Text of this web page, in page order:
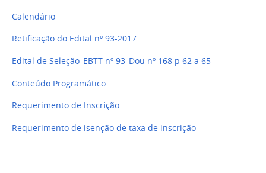
Calendário
Retificação do Edital nº 93-2017
Edital de Seleção_EBTT nº 93_Dou nº 168 p 62 a 65
Conteúdo Programático
Requerimento de Inscrição
Requerimento de isenção de taxa de inscrição